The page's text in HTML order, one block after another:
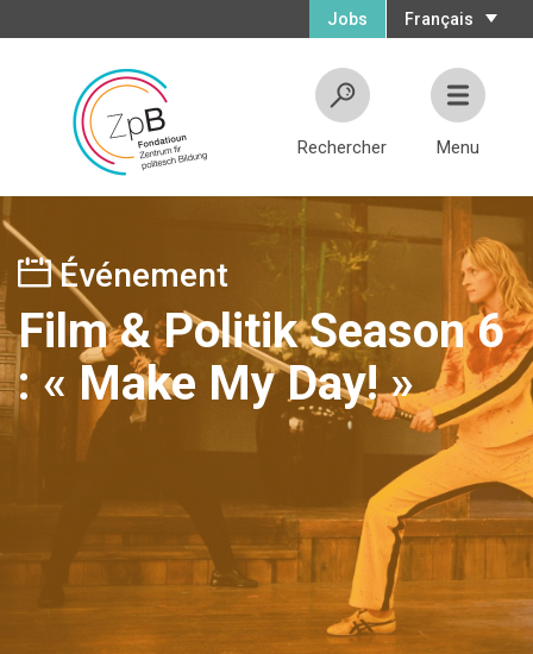
Français
Jobs
Rechercher Menu
Événement
Film & Politik Season 6
: « Make My Day! »